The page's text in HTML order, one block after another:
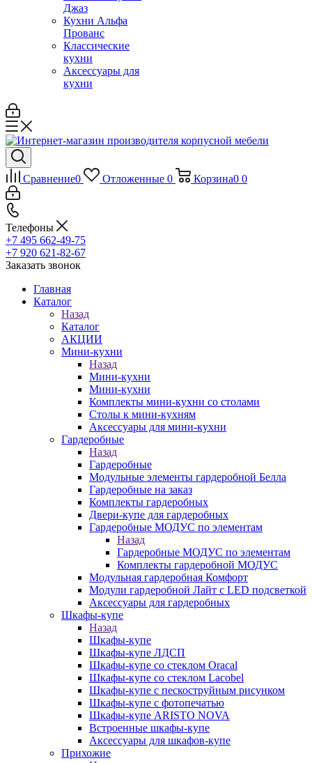
Джаз
Кухни Альфа
Прованс
Классические
кухни
Аксессуары для
кухни
Сравнение0 Отложенные 0 Корзина0 0
Телефоны
+7 495 662-49-75
+7 920 621-82-67
Заказать звонок
Главная
Каталог
Назад
Каталог
АКЦИИ
Мини-кухни
Назад
Мини-кухни
Мини-кухни
Комплекты мини-кухни со столами
Столы к мини-кухням
Аксессуары для мини-кухни
Гардеробные
Назад
Гардеробные
Модульные элементы гардеробной Белла
Гардеробные на заказ
Комплекты гардеробных
Двери-купе для гардеробных
Гардеробные МОДУС по элементам
Назад
Гардеробные МОДУС по элементам
Комплекты гардеробной МОДУС
Модульная гардеробная Комфорт
Модули гардеробной Лайт с LED подсветкой
Аксессуары для гардеробных
Шкафы-купе
Назад
Шкафы-купе
Шкафы-купе ЛДСП
Шкафы-купе со стеклом Oracal
Шкафы-купе со стеклом Lacobel
Шкафы-купе с пескоструйным рисунком
Шкафы-купе с фотопечатью
Шкафы-купе ARISTO NOVA
Встроенные шкафы-купе
Аксессуары для шкафов-купе
Прихожие